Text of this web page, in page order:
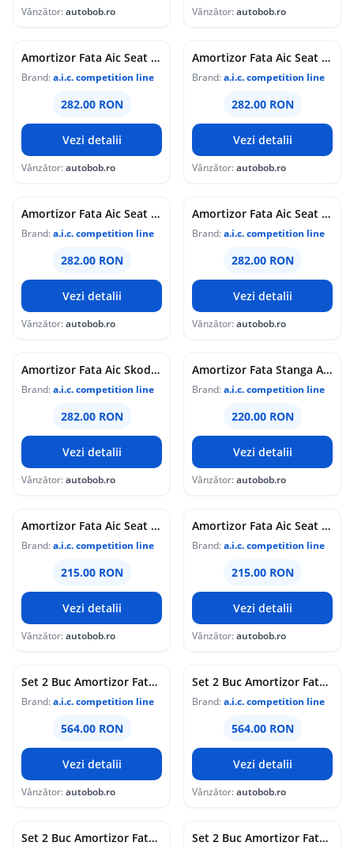
Vânzător:autobob.ro Vânzător:autobob.ro
Amortizor Fata Aic Seat Altea 2004 52566
Brand:a.i.c. competition line
282.00 RON
Vezi detalii
Vânzător:autobob.ro
Amortizor Fata Aic Seat Altea XL 2006 52566
Brand:a.i.c. competition line
282.00 RON
Vezi detalii
Vânzător:autobob.ro
Amortizor Fata Aic Seat Leon 1P1 2005-2012 52566
Brand:a.i.c. competition line
282.00 RON
Vezi detalii
Vânzător:autobob.ro
Amortizor Fata Aic Seat Toledo 3 5P2 2004-2009 52566
Brand:a.i.c. competition line
282.00 RON
Vezi detalii
Vânzător:autobob.ro
Amortizor Fata Aic Skoda Octavia 2 2004-2013 52566
Brand:a.i.c. competition line
282.00 RON
Vezi detalii
Vânzător:autobob.ro
Amortizor Fata Stanga Aic 52589
Brand:a.i.c. competition line
220.00 RON
Vezi detalii
Vânzător:autobob.ro
Amortizor Fata Aic Seat Altea XL 2006 56268
Brand:a.i.c. competition line
215.00 RON
Vezi detalii
Vânzător:autobob.ro
Amortizor Fata Aic Seat Leon 1P1 2005-2013 56268
Brand:a.i.c. competition line
215.00 RON
Vezi detalii
Vânzător:autobob.ro
Set 2 Buc Amortizor Fata Aic Volkswagen Passat B7 2010-2014 52566
Brand:a.i.c. competition line
564.00 RON
Vezi detalii
Vânzător:autobob.ro
Set 2 Buc Amortizor Fata Aic Volkswagen Passat CC 2008-2012 52566
Brand:a.i.c. competition line
564.00 RON
Vezi detalii
Vânzător:autobob.ro
Set 2 Buc Amortizor Fata Aic Volkswagen Passat CC 2011-2016 52566 Set 2 Buc Amortizor Fata Aic Volkswagen Scirocco 2008-2017 52566